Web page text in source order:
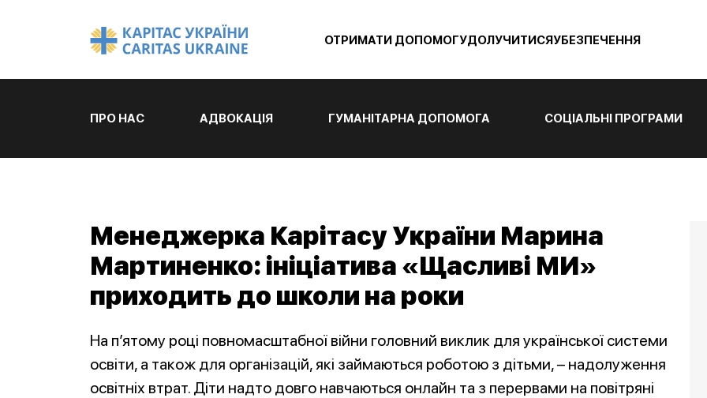
ОТРИМАТИ ДОПОМОГУДОЛУЧИТИСЯУБЕЗПЕЧЕННЯ
ПРО НАС АДВОКАЦІЯ ГУМАНІТАРНА ДОПОМОГА СОЦІАЛЬНІ ПРОГРАМИ
Менеджерка Карітасу України Марина
Мартиненко: ініціатива «Щасливі МИ»
приходить до школи на роки
На п’ятому році повномасштабної війни головний виклик для української системи
освіти, а також для організацій, які займаються роботою з дітьми, – надолуження
освітніх втрат. Діти надто довго навчаються онлайн та з перервами на повітряні